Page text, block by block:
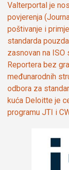
Valterportal je
povjerenja
poštivanje i
standarda
zasnovan na ISO
Reportera bez
međunarodnih
odbora za
kuća Deloitte je
programu JTI i